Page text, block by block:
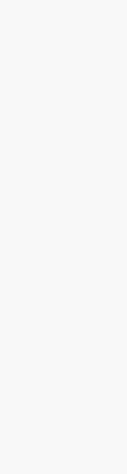
规模取胜，华